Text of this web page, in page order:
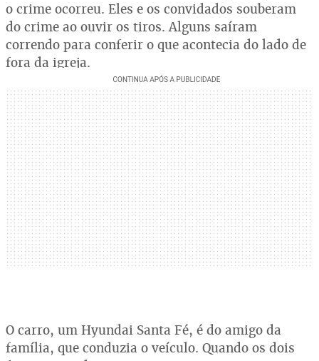
o crime ocorreu. Eles e os convidados souberam
do crime ao ouvir os tiros. Alguns saíram
correndo para conferir o que acontecia do lado de
fora da igreja.
O carro, um Hyundai Santa Fé, é do amigo da
família, que conduzia o veículo. Quando os dois